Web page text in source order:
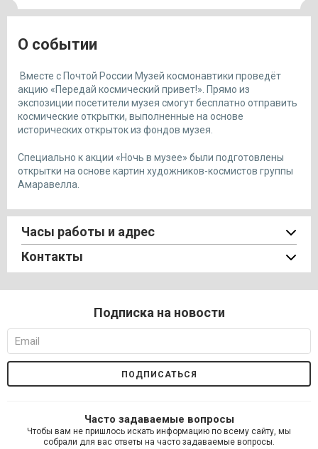
О событии
Вместе с Почтой России Музей космонавтики проведёт
акцию «Передай космический привет!». Прямо из
экспозиции посетители музея смогут бесплатно отправить
космические открытки, выполненные на основе
исторических открыток из фондов музея.
Специально к акции «Ночь в музее» были подготовлены
открытки на основе картин художников-космистов группы
Амаравелла.
Часы работы и адрес
Контакты
Подписка на новости
Часто задаваемые вопросы
Чтобы вам не пришлось искать информацию по всему сайту, мы
собрали для вас ответы на часто задаваемые вопросы.